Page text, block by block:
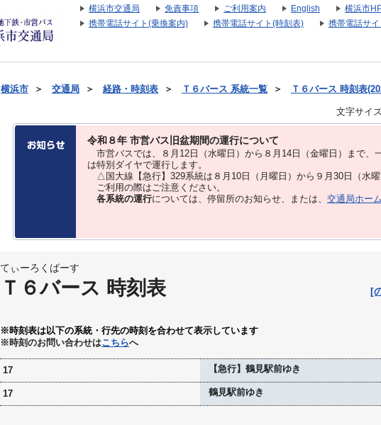
横浜市交通局 免責事項 ご利用案内 English 横浜市
携帯電話サイト(乗換案内)
携帯電話サイト(時刻表) 携帯電話サイ
横浜市 ＞ 交通局 ＞ 経路・時刻表 ＞ Ｔ６バース 系統一覧 ＞ Ｔ６バース 時刻表
文字サイ
令和８年 市営バス旧盆期間の運行について
市営バスでは、８⽉12⽇（水曜日）から８⽉14⽇（金曜日）まで、
は特別ダイヤで運⾏します。
△国大線【急行】329系統は８月10日（月曜日）から９月30日（水曜
ご利用の際はご注意ください。
各系統の運行については、停留所のお知らせ、または、 交通局ホー
てぃーろくばーす
Ｔ６バース 時刻表 [
※時刻表は以下の系統・行先の時刻を合わせて表示しています
※時刻のお問い合わせはこちらへ
17 【急行】鶴見駅前ゆき
17 鶴見駅前ゆき